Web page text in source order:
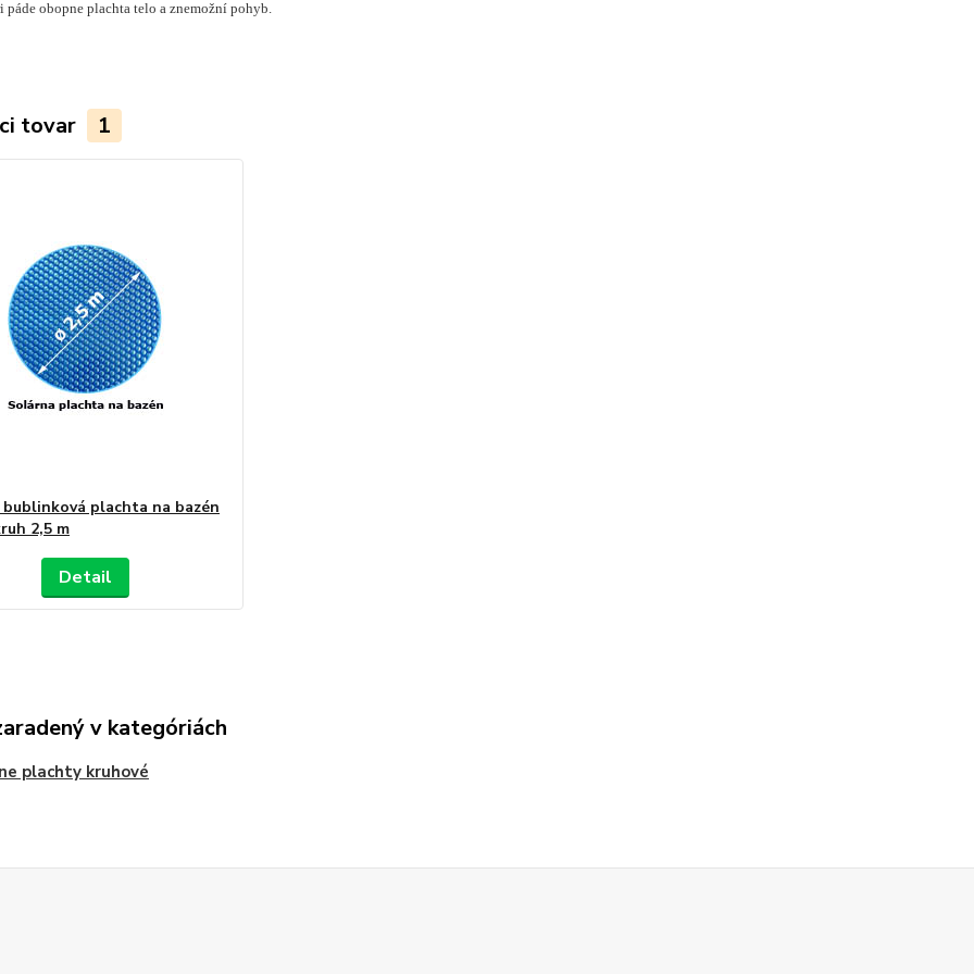
páde obopne plachta telo a znemožní pohyb.
tovar 1
plachta na bazén
2,5 m
Detail
v kategóriách
plachty kruhové